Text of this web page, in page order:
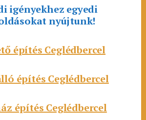
igényekhez egyedi
nyújtunk!
építés Ceglédbercel
építés Ceglédbercel
építés Ceglédbercel